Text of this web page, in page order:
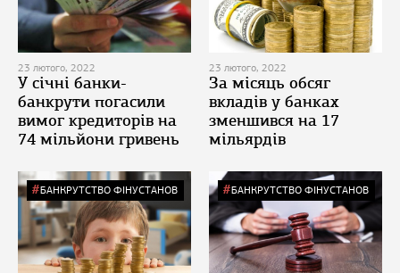
23 лютого, 2022
У січні банки-
банкрути погасили
вимог кредиторів на
74 мільйони гривень
23 лютого, 2022
За місяць обсяг
вкладів у банках
зменшився на 17
мільярдів
БАНКРУТСТВО ФІНУСТАНОВ БАНКРУТСТВО ФІНУСТАНОВ